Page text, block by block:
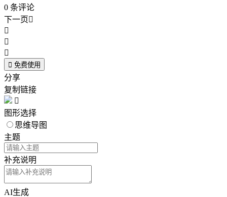
0 条评论
下一页



 免费使用
分享
复制链接

图形选择
思维导图
主题
补充说明
AI生成